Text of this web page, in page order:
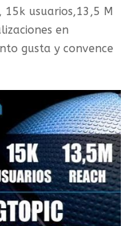
15k usuarios,13,5 M
en
gusta y convence